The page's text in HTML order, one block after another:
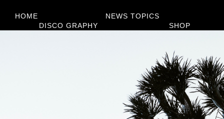
HOME
NEWS TOPICS
DISCO GRAPHY
SHOP